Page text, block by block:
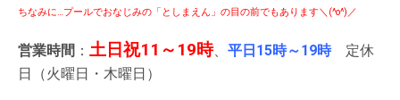
ちなみに…プールでおなじみの「としまえん」の目の前でもあります＼(^o^)／
営業時間 ： 土日祝11～19時、 平日15時～19時定休
日（火曜日・木曜日）